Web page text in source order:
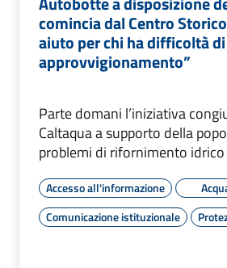
comincia dal Centro
aiuto per chi ha difficoltà di
approvvigionamento”
Parte domani l’iniziativa
Caltaqua a supporto della
problemi di rifornimento idrico
Accesso all'informazione
Comunicazione istituzionale